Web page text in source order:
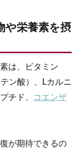
や栄養素を摂
は、ビタミン
ン酸）、Lカルニ
チド、
コエンザ
が期待できるの